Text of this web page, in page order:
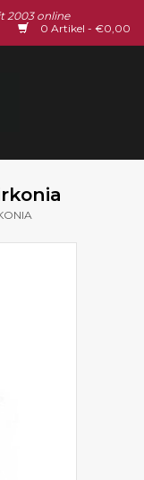
2003 online
0 Artikel - €0,00